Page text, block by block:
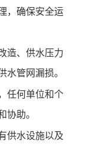
，确保安全运
造、供水压力
水管网漏损。
任何单位和个
协助。
供水设施以及